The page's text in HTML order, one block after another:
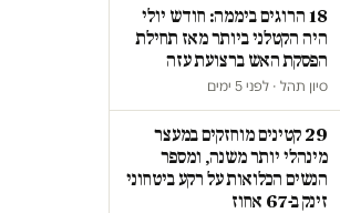
18 הרוגים ביממה: חודש יולי
היה הקטלני ביותר מאז תחילת
הפסקת האש ברצועת עזה
סיון תהל · לפני 5 ימים
29 קטינים מוחזקים במעצר
מינהלי יותר משנה, ומספר
הנשים הכלואות על רקע ביטחוני
זינק ב-67 אחוז